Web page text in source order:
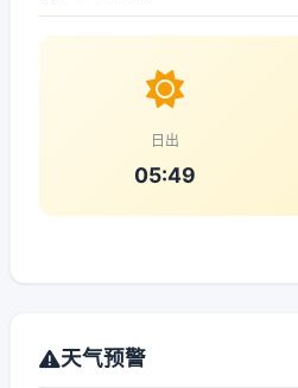
日出
05:49
天气预警